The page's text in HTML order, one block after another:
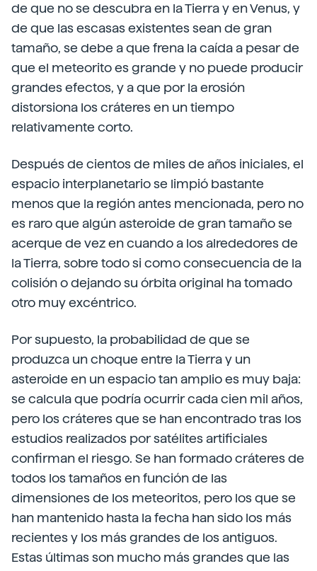
de que no se descubra en la Tierra y en Venus, y
de que las escasas existentes sean de gran
tamaño, se debe a que frena la caída a pesar de
que el meteorito es grande y no puede producir
grandes efectos, y a que por la erosión
distorsiona los cráteres en un tiempo
relativamente corto.
Después de cientos de miles de años iniciales, el
espacio interplanetario se limpió bastante
menos que la región antes mencionada, pero no
es raro que algún asteroide de gran tamaño se
acerque de vez en cuando a los alrededores de
la Tierra, sobre todo si como consecuencia de la
colisión o dejando su órbita original ha tomado
otro muy excéntrico.
Por supuesto, la probabilidad de que se
produzca un choque entre la Tierra y un
asteroide en un espacio tan amplio es muy baja:
se calcula que podría ocurrir cada cien mil años,
pero los cráteres que se han encontrado tras los
estudios realizados por satélites artificiales
confirman el riesgo. Se han formado cráteres de
todos los tamaños en función de las
dimensiones de los meteoritos, pero los que se
han mantenido hasta la fecha han sido los más
recientes y los más grandes de los antiguos.
Estas últimas son mucho más grandes que las